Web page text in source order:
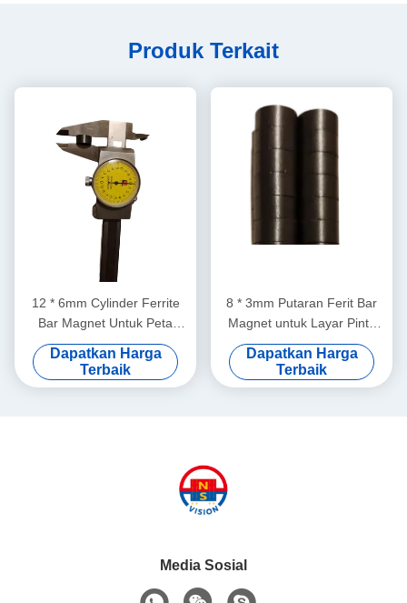
Produk Terkait
12 * 6mm Cylinder Ferrite
Bar Magnet Untuk Peta
Magnetik Kulkas Papan Tulis
Dapatkan Harga
Terbaik
8 * 3mm Putaran Ferit Bar
Magnet untuk Layar Pintu
Papan Buletin Kulkas
Dapatkan Harga
Terbaik
Media Sosial